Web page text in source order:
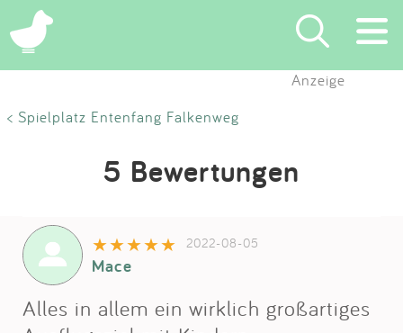
Suchen
Eintragen
Partner
Anzeige
< Spielplatz Entenfang Falkenweg
5 Bewertungen
2022-08-05
Mace
Alles in allem ein wirklich großartiges